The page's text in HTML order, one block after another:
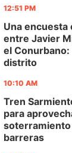
12:51 PM
Una encuesta
entre Javier
el
distrito
10:10 AM
Tren
para
barreras